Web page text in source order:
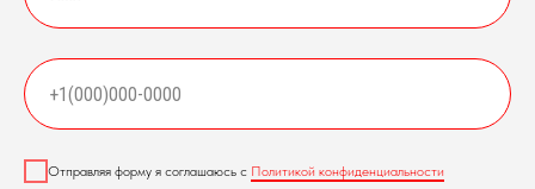
Отправляя форму я соглашаюсь с Политикой конфиденциальности